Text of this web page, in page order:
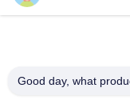
রুম 924, নং 813
Good day, what